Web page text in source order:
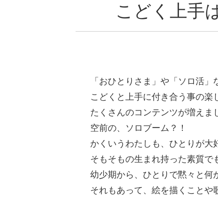
こどく上手
「おひとりさま」や「ソロ活」
こどくと上手に付き合う事の
たくさんのコンテンツが増えま
空前の、ソロブーム？！
かくいうわたしも、ひとりが大
そもそもの生まれ持った素質で
幼少期から、ひとりで黙々と何
それもあって、絵を描くことや